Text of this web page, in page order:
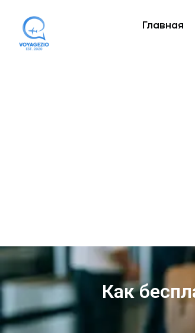
Главная
Как